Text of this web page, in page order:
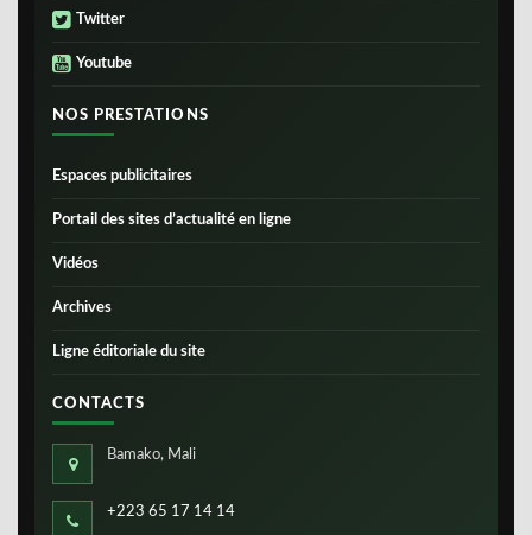
Twitter
Youtube
NOS PRESTATIONS
Espaces publicitaires
Portail des sites d’actualité en ligne
Vidéos
Archives
Ligne éditoriale du site
CONTACTS
Bamako, Mali
+223 65 17 14 14